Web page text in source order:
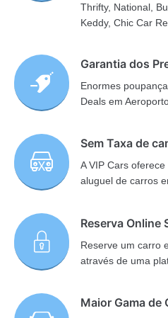
Thrifty, National,
Keddy, Chic Car
Garantia dos
Enormes
Deals em
Sem Taxa de
A VIP Cars
aluguel de carros
Reserva Online
Reserve um carro
através de uma
Maior Gama de